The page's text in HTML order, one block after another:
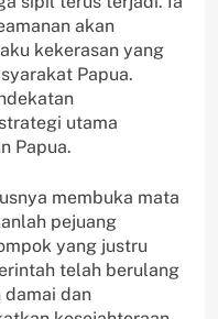
akan
kekerasan yang
Papua.
utama
Papua.
membuka mata
pejuang
yang justru
telah berulang
damai dan